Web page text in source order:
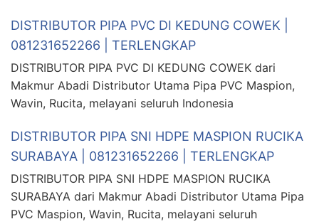
DISTRIBUTOR PIPA PVC DI KEDUNG COWEK |
081231652266 | TERLENGKAP
DISTRIBUTOR PIPA PVC DI KEDUNG COWEK dari
Makmur Abadi Distributor Utama Pipa PVC Maspion,
Wavin, Rucita, melayani seluruh Indonesia
DISTRIBUTOR PIPA SNI HDPE MASPION RUCIKA
SURABAYA | 081231652266 | TERLENGKAP
DISTRIBUTOR PIPA SNI HDPE MASPION RUCIKA
SURABAYA dari Makmur Abadi Distributor Utama Pipa
PVC Maspion, Wavin, Rucita, melayani seluruh